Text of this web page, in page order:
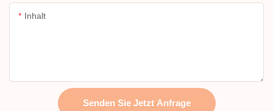
Inhalt
Senden Sie Jetzt Anfrage